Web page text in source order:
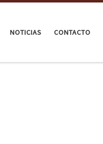
NOTICIAS CONTACTO